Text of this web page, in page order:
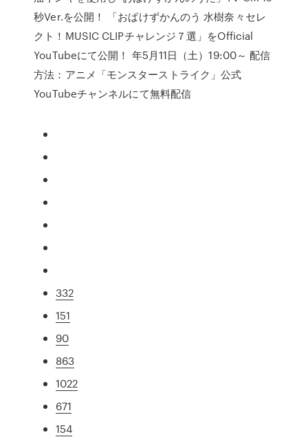
秒Ver.を公開！ 「おばけずかんのう 水樹奈々セレ
クト！MUSIC CLIPチャレンジ７選」をOfficial
YouTubeにて公開！ 年5月11日（土）19:00～ 配信
方法：アニメ「モンスターストライク」公式
YouTubeチャンネルにて無料配信
332
151
90
863
1022
671
154